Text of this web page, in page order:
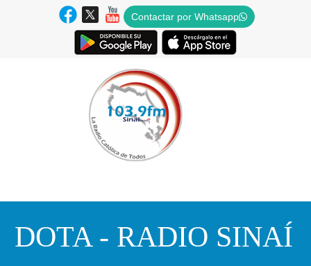
Contactar por Whatsapp
DOTA - RADIO SINAÍ